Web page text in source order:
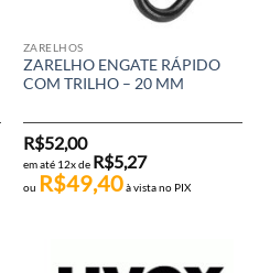
ZARELHOS
ZARELHO ENGATE RÁPIDO
COM TRILHO – 20 MM
R$52,00
em até 12x de R$5,27
ou R$49,40à vista no PIX